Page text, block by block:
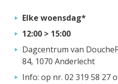
Elke woensdag*
12:00 > 15:00
Dagcentrum van
84, 1070 Anderlecht
Info: op nr. 02 319 58 27